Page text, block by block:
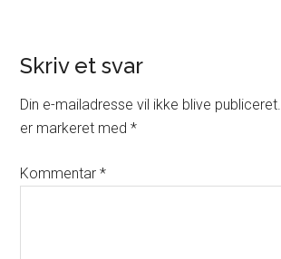
Skriv et svar
Din e-mailadresse vil ikke blive publiceret.
er markeret med*
Kommentar*